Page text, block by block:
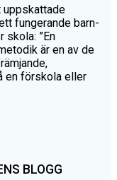
uppskattade
fungerande barn-
skola: ”En
är en av de
en förskola eller
BLOGG